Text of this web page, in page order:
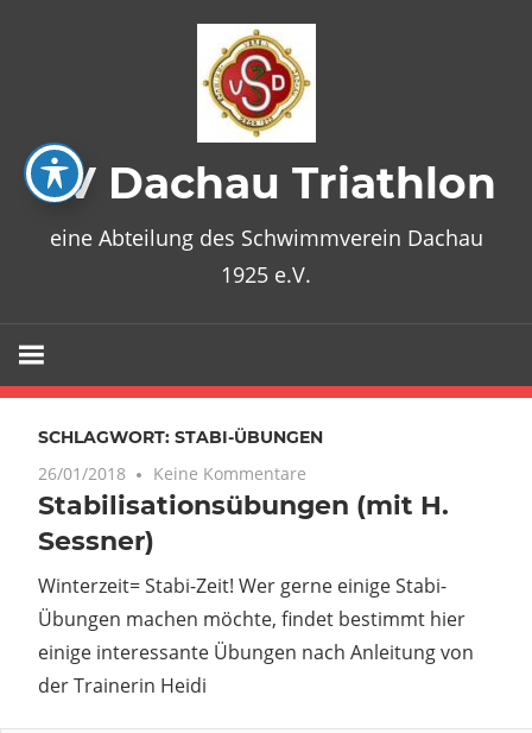
SV Dachau Triathlon
eine Abteilung des Schwimmverein Dachau
1925 e.V.
SCHLAGWORT: STABI-ÜBUNGEN
26/01/2018 Keine Kommentare
Stabilisationsübungen (mit H.
Sessner)
Winterzeit= Stabi-Zeit! Wer gerne einige Stabi-
Übungen machen möchte, findet bestimmt hier
einige interessante Übungen nach Anleitung von
der Trainerin Heidi